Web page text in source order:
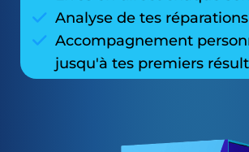
Analyse de tes
Accompagnement
jusqu'à tes premiers